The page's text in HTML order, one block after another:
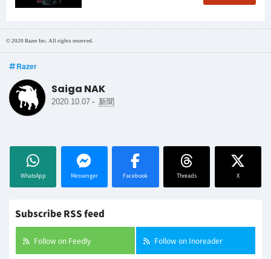
© 2020 Razer Inc. All rights reserved.
Razer
Saiga NAK
2020.10.07 - 新聞
WhatsApp Messenger Facebook Threads X
Subscribe RSS feed
Follow on Feedly Follow on Inoreader